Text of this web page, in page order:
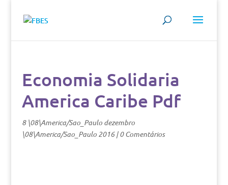
Economia Solidaria
America Caribe Pdf
8 \08\America/Sao_Paulo dezembro
\08\America/Sao_Paulo 2016|0 Comentários